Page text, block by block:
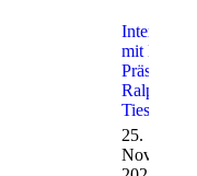
Interview
mit BBK-
Präsident
Ralph
Tiesler
25.
November